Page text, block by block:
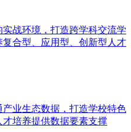
战环境，打造跨学科交流学
合型、应用型、创新型人才
业生态数据，打造学校特色
培养提供数据要素支撑